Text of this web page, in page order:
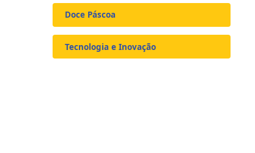
Doce Páscoa
Tecnologia e Inovação